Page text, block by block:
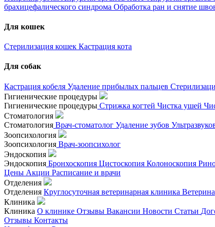
брахицефалического синдрома Обработка ран и снятие
Для кошек
Стерилизация кошек Кастрация кота
Для собак
Кастрация кобеля Удаление прибылых пальцев
Гигиенические процедуры
Гигиенические процедуры Стрижка когтей Чистка ушей
Стоматология
Стоматология Врач-стоматолог Удаление зубов
Зоопсихология
Зоопсихология Врач-зоопсихолог
Эндоскопия
Эндоскопия Бронхоскопия Цистоскопия Колоноскопия
Цены Акции Расписание и врачи
Отделения
Отделения Круглосуточная ветеринарная клиника
Клиника
Клиника О клинике Отзывы Вакансии Новости Статьи
Отзывы Контакты